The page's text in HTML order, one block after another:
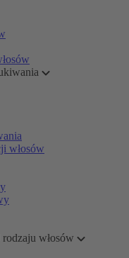
włosów
włosów